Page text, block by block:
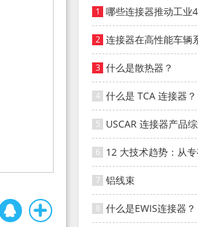
哪些连接器推动工业
连接器在高性能车辆
什么是散热器？
什么是 TCA 连接器？
USCAR 连接器产品
12 大技术趋势：从
接器的演变
铝线束
什么是EWIS连接器？